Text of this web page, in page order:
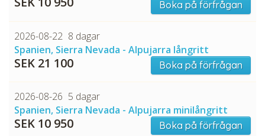
CHECK tmpVideoPath=!
Boka på förfrågan
2026-08-22 8 dagar
Spanien, Sierra Nevada - Alpujarra långritt
SEK 21 100 Boka på förfrågan
2026-08-26 5 dagar
Spanien, Sierra Nevada - Alpujarra minilångritt
SEK 10 950 Boka på förfrågan